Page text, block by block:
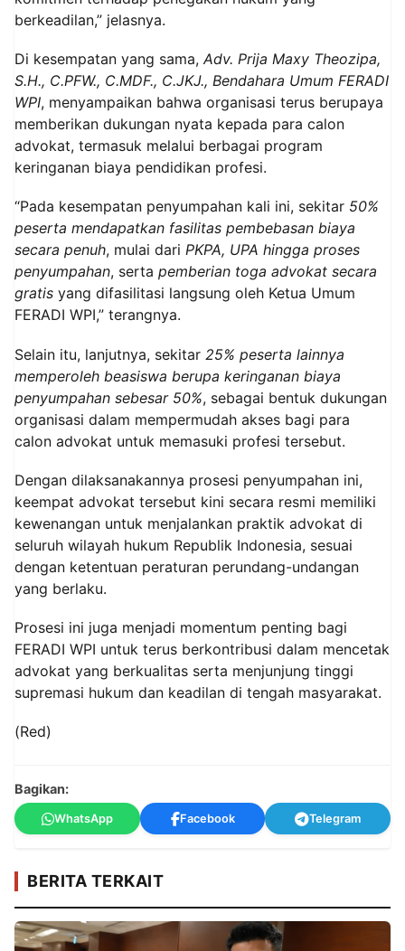
berkeadilan,” jelasnya.
Di kesempatan yang sama, Adv. Prija Maxy Theozipa,
S.H., C.PFW., C.MDF., C.JKJ., Bendahara Umum FERADI
WPI, menyampaikan bahwa organisasi terus berupaya
memberikan dukungan nyata kepada para calon
advokat, termasuk melalui berbagai program
keringanan biaya pendidikan profesi.
“Pada kesempatan penyumpahan kali ini, sekitar 50%
peserta mendapatkan fasilitas pembebasan biaya
secara penuh, mulai dari PKPA, UPA hingga proses
penyumpahan, serta pemberian toga advokat secara
gratis yang difasilitasi langsung oleh Ketua Umum
FERADI WPI,” terangnya.
Selain itu, lanjutnya, sekitar 25% peserta lainnya
memperoleh beasiswa berupa keringanan biaya
penyumpahan sebesar 50%, sebagai bentuk dukungan
organisasi dalam mempermudah akses bagi para
calon advokat untuk memasuki profesi tersebut.
Dengan dilaksanakannya prosesi penyumpahan ini,
keempat advokat tersebut kini secara resmi memiliki
kewenangan untuk menjalankan praktik advokat di
seluruh wilayah hukum Republik Indonesia, sesuai
dengan ketentuan peraturan perundang-undangan
yang berlaku.
Prosesi ini juga menjadi momentum penting bagi
FERADI WPI untuk terus berkontribusi dalam mencetak
advokat yang berkualitas serta menjunjung tinggi
supremasi hukum dan keadilan di tengah masyarakat.
(Red)
Bagikan:
WhatsApp Facebook Telegram
BERITA TERKAIT